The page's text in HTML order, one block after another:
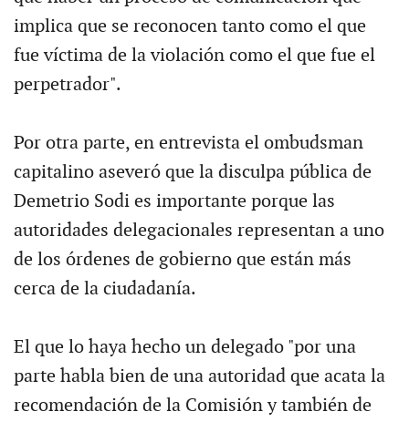
implica que se reconocen tanto como el que
fue víctima de la violación como el que fue el
perpetrador".
Por otra parte, en entrevista el ombudsman
capitalino aseveró que la disculpa pública de
Demetrio Sodi es importante porque las
autoridades delegacionales representan a uno
de los órdenes de gobierno que están más
cerca de la ciudadanía.
El que lo haya hecho un delegado "por una
parte habla bien de una autoridad que acata la
recomendación de la Comisión y también de